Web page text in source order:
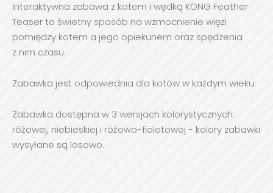
Interaktywna zabawa z kotem i wędką KONG Feather
Teaser to świetny sposób na wzmocnienie więzi
pomiędzy kotem a jego opiekunem oraz spędzenia
z nim czasu.
Zabawka jest odpowiednia dla kotów w każdym wieku.
Zabawka dostępna w 3 wersjach kolorystycznych:
różowej, niebieskiej i różowo-fioletowej - kolory zabawki
wysyłane są losowo.